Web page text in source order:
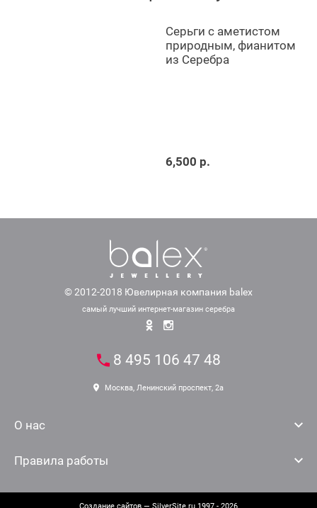
Серьги с аметистом
природным, фианитом
из Серебра
6,500 р.
© 2012-2018 Ювелирная компания balex
самый лучший интернет-магазин серебра
О нас
Правила работы
8 495 106 47 48
Москва, Ленинский проспект, 2а